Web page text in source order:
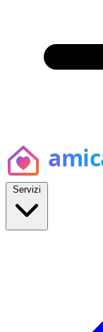
Servizi